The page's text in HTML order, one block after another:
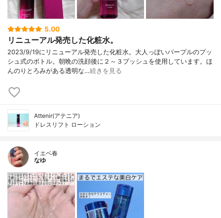
5.00
リニューアル発売した化粧水。
2023/9/19にリニューアル発売した化粧水。大人っぽいパープルのプッ
シュ式のボトル。朝晩の洗顔後に２～３プッシュを使用しています。ほ
んのりとろみがある透明な…続きを見る
Attenir(アテニア)
ドレスリフト ローション
イエベ春
なゆ